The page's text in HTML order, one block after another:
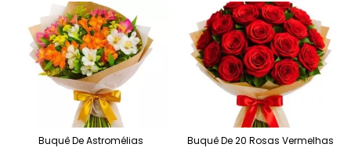
Buquê De Astromélias Buquê De 20 Rosas Vermelhas